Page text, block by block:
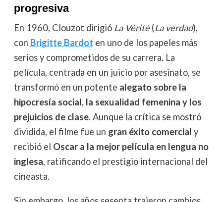
progresiva
En 1960, Clouzot dirigió La Vérité(La verdad),
con Brigitte Bardot en uno de los papeles más
serios y comprometidos de su carrera. La
película, centrada en un juicio por asesinato, se
transformó en un potente alegato sobre la
hipocresía social, la sexualidad femenina y los
prejuicios de clase. Aunque la crítica se mostró
dividida, el filme fue un gran éxito comercial y
recibió el Oscar a la mejor película en lengua no
inglesa, ratificando el prestigio internacional del
cineasta.